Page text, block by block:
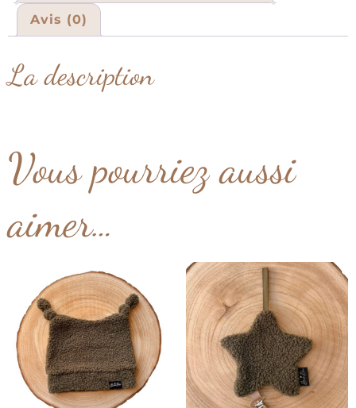
Avis (0)
La description
Vous pourriez aussi
aimer…